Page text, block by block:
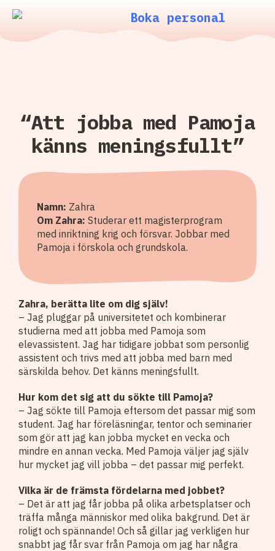
Boka personal
“Att jobba med Pamoja
känns meningsfullt”
Namn: Zahra
Om Zahra: Studerar ett magisterprogram
med inriktning krig och försvar. Jobbar med
Pamoja i förskola och grundskola.
Zahra, berätta lite om dig själv!
– Jag pluggar på universitetet och kombinerar
studierna med att jobba med Pamoja som
elevassistent. Jag har tidigare jobbat som personlig
assistent och trivs med att jobba med barn med
särskilda behov. Det känns meningsfullt.
Hur kom det sig att du sökte till Pamoja?
– Jag sökte till Pamoja eftersom det passar mig som
student. Jag har föreläsningar, tentor och seminarier
som gör att jag kan jobba mycket en vecka och
mindre en annan vecka. Med Pamoja väljer jag själv
hur mycket jag vill jobba – det passar mig perfekt.
Vilka är de främsta fördelarna med jobbet?
– Det är att jag får jobba på olika arbetsplatser och
träffa många människor med olika bakgrund. Det är
roligt och spännande! Och så gillar jag verkligen hur
snabbt jag får svar från Pamoja om jag har några